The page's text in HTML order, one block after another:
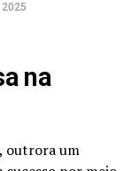
na
outrora um